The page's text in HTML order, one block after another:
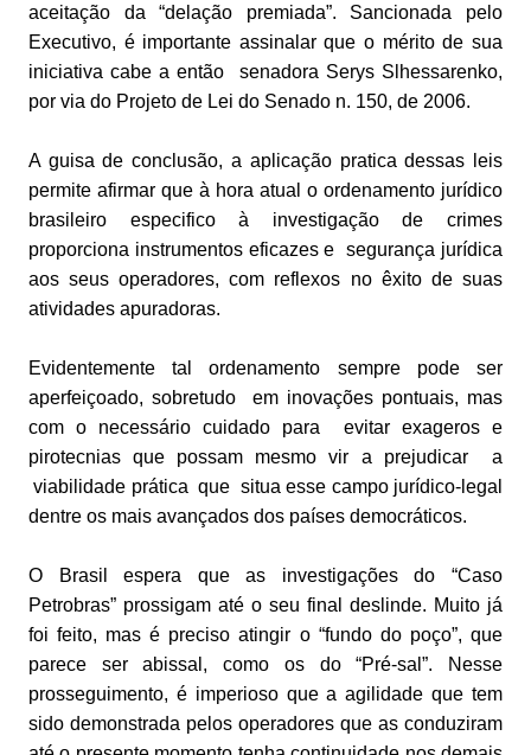
aceitação da “delação premiada”. Sancionada pelo
Executivo, é importante assinalar que o mérito de sua
iniciativa cabe a então senadora Serys Slhessarenko,
por via do Projeto de Lei do Senado n. 150, de 2006.
A guisa de conclusão, a aplicação pratica dessas leis
permite afirmar que à hora atual o ordenamento jurídico
brasileiro especifico à investigação de crimes
proporciona instrumentos eficazes e segurança jurídica
aos seus operadores, com reflexos no êxito de suas
atividades apuradoras.
Evidentemente tal ordenamento sempre pode ser
aperfeiçoado, sobretudo em inovações pontuais, mas
com o necessário cuidado para evitar exageros e
pirotecnias que possam mesmo vir a prejudicar a
viabilidade prática que situa esse campo jurídico-legal
dentre os mais avançados dos países democráticos.
O Brasil espera que as investigações do “Caso
Petrobras” prossigam até o seu final deslinde. Muito já
foi feito, mas é preciso atingir o “fundo do poço”, que
parece ser abissal, como os do “Pré-sal”. Nesse
prosseguimento, é imperioso que a agilidade que tem
sido demonstrada pelos operadores que as conduziram